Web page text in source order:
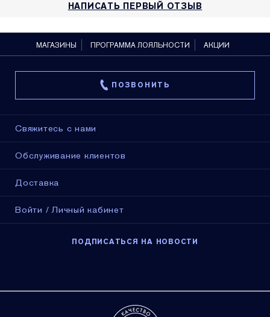
НАПИСАТЬ ПЕРВЫЙ ОТЗЫВ
МАГАЗИНЫ ПРОГРАММА ЛОЯЛЬНОСТИ АКЦИИ
ПОЗВОНИТЬ
Свяжитесь с нами
Обслуживание клиентов
Доставка
Войти / Личный кабинет
ПОДПИСАТЬСЯ НА НОВОСТИ